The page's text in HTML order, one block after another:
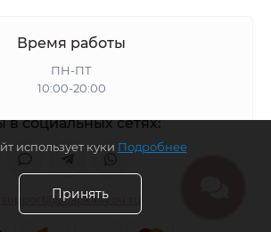
Двойные шапки бини
Тонкие зимние шапки
Зимние шапки пилота
Время работы
ПН-ПТ
10:00-20:00
в социальных сетях:
support@shapka4you.ru
использует куки Подробнее
Принять